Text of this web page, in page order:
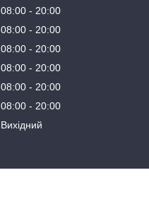
08:00
20:00
08:00
20:00
08:00
20:00
08:00
20:00
08:00
20:00
08:00
20:00
Вихідний